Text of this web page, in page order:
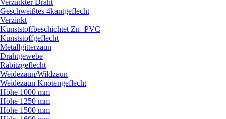
Verzinkter Draht
Geschweißtes 4kantgeflecht
Verzinkt
Kunststoffbeschichtet Zn+PVC
Kunststoffgeflecht
Metallgitterzaun
Drahtgewebe
Rabitzgeflecht
Weidezaun/Wildzaun
Weidezaun Knotengeflecht
Höhe 1000 mm
Höhe 1250 mm
Höhe 1500 mm